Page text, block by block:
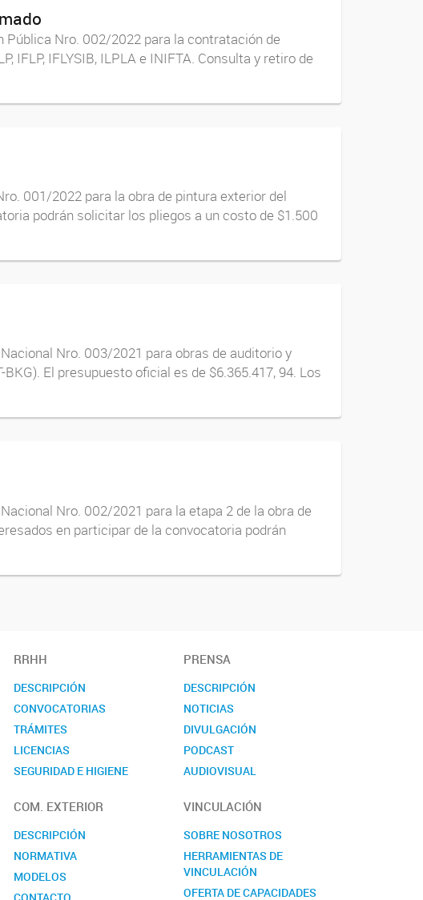
Pública Nro. 002/2022 para la contratación de
IFLP, IFLYSIB, ILPLA e INIFTA. Consulta y retiro de
001/2022 para la obra de pintura exterior del
podrán solicitar los pliegos a un costo de $1.500
Nro. 003/2021 para obras de auditorio y
El presupuesto oficial es de $6.365.417, 94. Los
Nro. 002/2021 para la etapa 2 de la obra de
en participar de la convocatoria podrán
RRHH
DESCRIPCIÓN
CONVOCATORIAS
TRÁMITES
LICENCIAS
SEGURIDAD E HIGIENE
PRENSA
DESCRIPCIÓN
NOTICIAS
DIVULGACIÓN
PODCAST
AUDIOVISUAL
NOVEDADES
CONTACTO
COM. EXTERIOR
DESCRIPCIÓN
NORMATIVA
MODELOS
VINCULACIÓN
SOBRE NOSOTROS
HERRAMIENTAS DE
VINCULACIÓN
OFERTA DE CAPACIDADES